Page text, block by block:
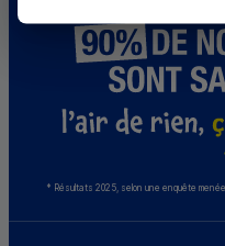
* Résultats 2025, selon une enquête